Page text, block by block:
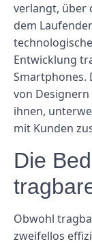
verlangt, über
dem
Entwicklung
Smartphones.
von
ihnen,
mit Kunden
Die
Obwohl
zweifellos